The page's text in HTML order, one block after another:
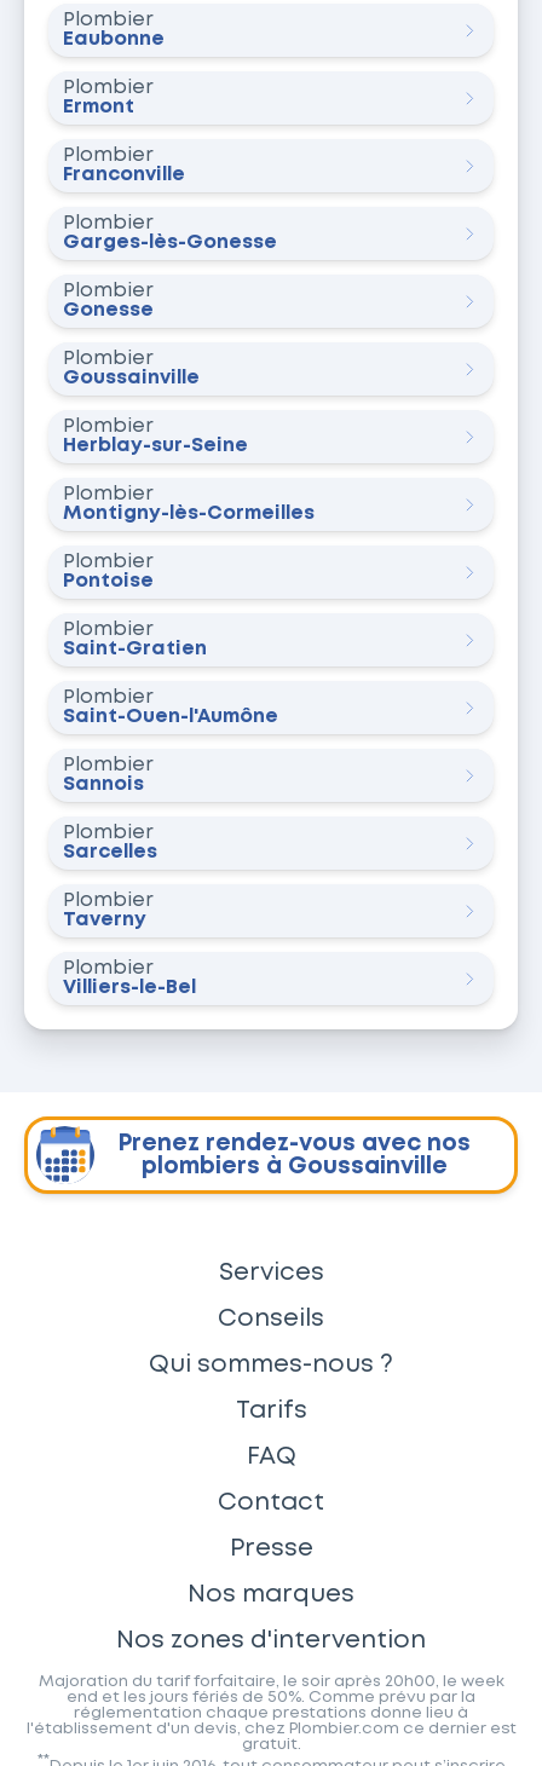
Plombier
Eaubonne
Plombier
Ermont
Plombier
Franconville
Plombier
Garges-lès-Gonesse
Plombier
Gonesse
Plombier
Goussainville
Plombier
Herblay-sur-Seine
Plombier
Montigny-lès-Cormeilles
Plombier
Pontoise
Plombier
Saint-Gratien
Plombier
Saint-Ouen-l'Aumône
Plombier
Sannois
Plombier
Sarcelles
Plombier
Taverny
Plombier
Villiers-le-Bel
Prenez rendez-vous avec nos
plombiers à Goussainville
Services
Conseils
Qui sommes-nous ?
Tarifs
FAQ
Contact
Presse
Nos marques
Nos zones d'intervention
Majoration du tarif forfaitaire, le soir après 20h00, le week
end et les jours fériés de 50%. Comme prévu par la
réglementation chaque prestations donne lieu à
l'établissement d'un devis, chez Plombier.com ce dernier est
gratuit.
**